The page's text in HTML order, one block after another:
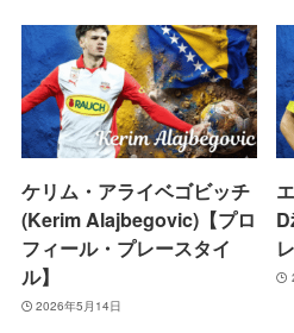
ケリム・アライベゴビッチ
(Kerim Alajbegovic)【プロ
フィール・プレースタイ
ル】
2026年5月14日